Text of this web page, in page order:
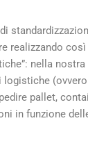
realizzando
nella
pallet,
in funzione